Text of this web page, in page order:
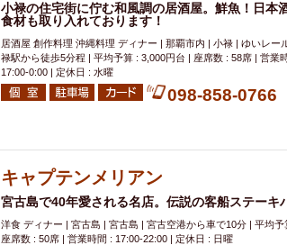
小禄の住宅街に佇む和風調の居酒屋。鮮魚！日本
食材も取り入れております！
居酒屋 創作料理 沖縄料理 ディナー | 那覇市内 | 小禄 | ゆいレー
禄駅から徒歩5分程 | 平均予算 : 3,000円台 | 座席数 : 58席 | 営業
17:00-0:00 | 定休日 : 水曜
098-858-0766
キャプテンメリアン
宮古島で40年愛される名店。伝説の客船ステーキ
洋食 ディナー | 宮古島 | 宮古島 | 宮古空港から車で10分 | 平均予
座席数 : 50席 | 営業時間 : 17:00-22:00 | 定休日 : 日曜